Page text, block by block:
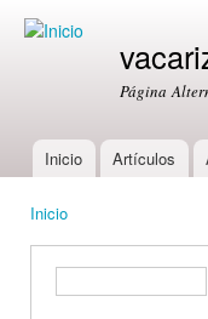
Página
Main menu
Inicio Artículos
Inicio
Formulario de